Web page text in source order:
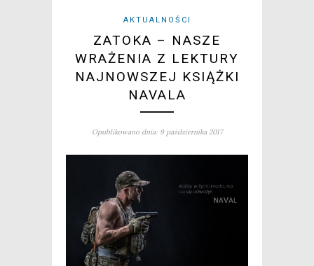
AKTUALNOŚCI
ZATOKA – NASZE
WRAŻENIA Z LEKTURY
NAJNOWSZEJ KSIĄŻKI
NAVALA
Opublikowano dnia: 9 października 2017